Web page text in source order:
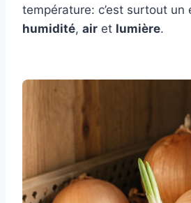
température: c’est surtout un
humidité, air et lumière.